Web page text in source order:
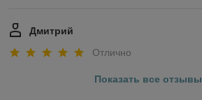
Дмитрий
Отлично
Показать все отзывы